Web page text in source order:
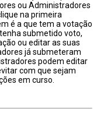
ou Administradores
na primeira
é a que tem a votação
submetido voto,
ou editar as suas
já submeteram
podem editar
com que sejam
em curso.